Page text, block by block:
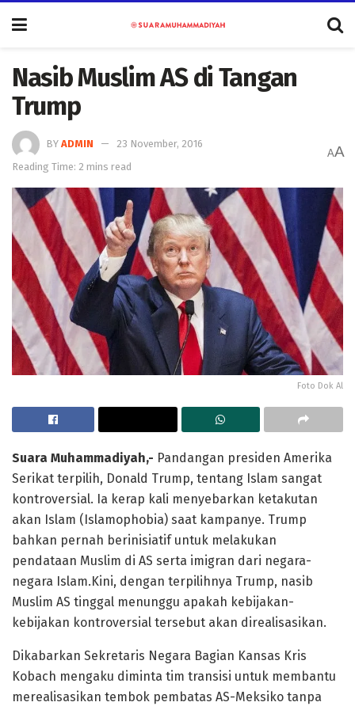
Nasib Muslim AS di Tangan
Trump
BY ADMIN
23 November, 2016
Reading Time: 2 mins read
AA
Foto Dok Al
Suara Muhammadiyah,- Pandangan presiden Amerika
Serikat terpilih, Donald Trump, tentang Islam sangat
kontroversial. Ia kerap kali menyebarkan ketakutan
akan Islam (Islamophobia) saat kampanye. Trump
bahkan pernah berinisiatif untuk melakukan
pendataan Muslim di AS serta imigran dari negara-
negara Islam.Kini, dengan terpilihnya Trump, nasib
Muslim AS tinggal menunggu apakah kebijakan-
kebijakan kontroversial tersebut akan direalisasikan.
Dikabarkan Sekretaris Negara Bagian Kansas Kris
Kobach mengaku diminta tim transisi untuk membantu
merealisasikan tembok pembatas AS-Meksiko tanpa